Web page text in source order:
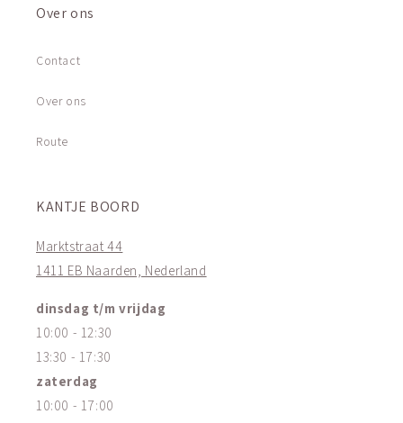
Over ons
Contact
Over ons
Route
KANTJE BOORD
Marktstraat 44
1411 EB Naarden, Nederland
dinsdag t/m vrijdag
10:00 - 12:30
13:30 - 17:30
zaterdag
10:00 - 17:00